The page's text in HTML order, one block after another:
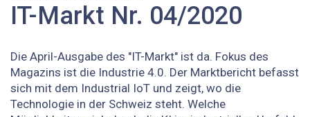
IT-Markt Nr. 04/2020
Die April-Ausgabe des "IT-Markt" ist da. Fokus des
Magazins ist die Industrie 4.0. Der Marktbericht befasst
sich mit dem Industrial IoT und zeigt, wo die
Technologie in der Schweiz steht. Welche